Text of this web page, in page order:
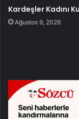
Kardeşler Kadını
Ağustos 9, 2026